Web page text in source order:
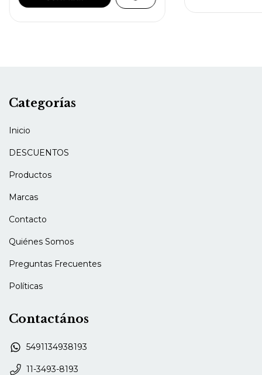
Categorías
Inicio
DESCUENTOS
Productos
Marcas
Contacto
Quiénes Somos
Preguntas Frecuentes
Políticas
Contactános
5491134938193
11-3493-8193